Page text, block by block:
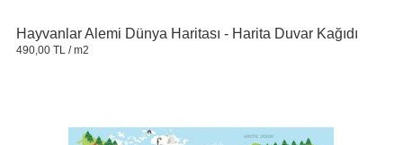
Hayvanlar Alemi Dünya Haritası - Harita Duvar Kağıdı
490,00 TL / m2